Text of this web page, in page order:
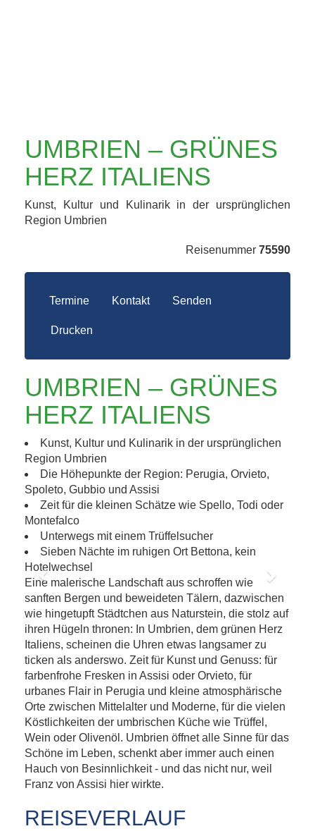
UMBRIEN – GRÜNES
HERZ ITALIENS
Kunst, Kultur und Kulinarik in der ursprünglichen
Region Umbrien
Reisenummer 75590
Termine Kontakt Senden
Drucken
UMBRIEN – GRÜNES
HERZ ITALIENS
Kunst, Kultur und Kulinarik in der ursprünglichen
Region Umbrien
Die Höhepunkte der Region: Perugia, Orvieto,
Spoleto, Gubbio und Assisi
Zeit für die kleinen Schätze wie Spello, Todi oder
Montefalco
Unterwegs mit einem Trüffelsucher
Sieben Nächte im ruhigen Ort Bettona, kein
Hotelwechsel
Previous Next
Eine malerische Landschaft aus schroffen wie
sanften Bergen und beweideten Tälern, dazwischen
wie hingetupft Städtchen aus Naturstein, die stolz auf
ihren Hügeln thronen: In Umbrien, dem grünen Herz
Italiens, scheinen die Uhren etwas langsamer zu
ticken als anderswo. Zeit für Kunst und Genuss: für
farbenfrohe Fresken in Assisi oder Orvieto, für
urbanes Flair in Perugia und kleine atmosphärische
Orte zwischen Mittelalter und Moderne, für die vielen
Köstlichkeiten der umbrischen Küche wie Trüffel,
Wein oder Olivenöl. Umbrien öffnet alle Sinne für das
Schöne im Leben, schenkt aber immer auch einen
Hauch von Besinnlichkeit - und das nicht nur, weil
Franz von Assisi hier wirkte.
REISEVERLAUF